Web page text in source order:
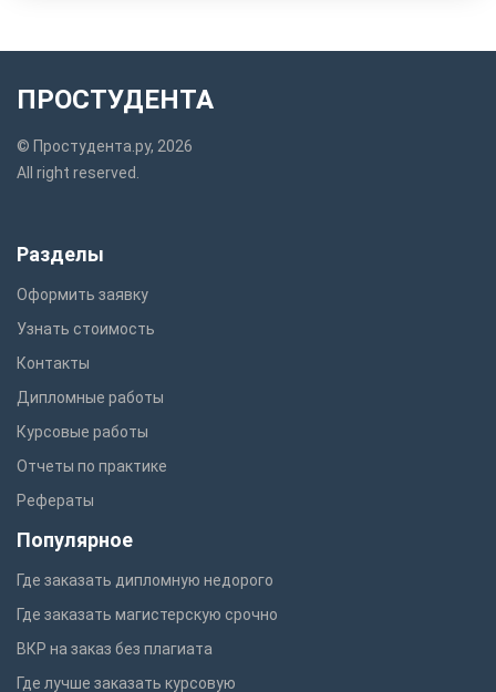
ПРОСТУДЕНТА
© Простудента.ру, 2026
All right reserved.
Разделы
Оформить заявку
Узнать стоимость
Контакты
Дипломные работы
Курсовые работы
Отчеты по практике
Рефераты
Популярное
Где заказать дипломную недорого
Где заказать магистерскую срочно
ВКР на заказ без плагиата
Где лучше заказать курсовую